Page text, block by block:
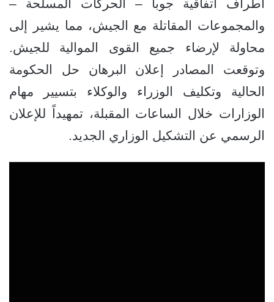
أطراف اتفاقية جوبا – الحركات المسلحة –
والمجموعات المقاتلة مع الجيش، مما يشير إلى
محاولة لإرضاء جميع القوى الموالية للجيش.
وتوقعت المصادر إعلان البرهان حل الحكومة
الحالية وتكليف الوزراء والوكلاء بتسيير مهام
الوزارات خلال الساعات المقبلة، تمهيداً للإعلان
الرسمي عن التشكيل الوزاري الجديد.